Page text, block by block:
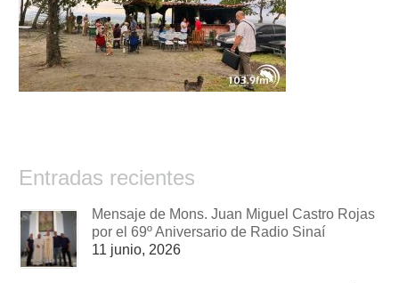
Entradas recientes
Mensaje de Mons. Juan Miguel Castro Rojas
por el 69º Aniversario de Radio Sinaí
11 junio, 2026